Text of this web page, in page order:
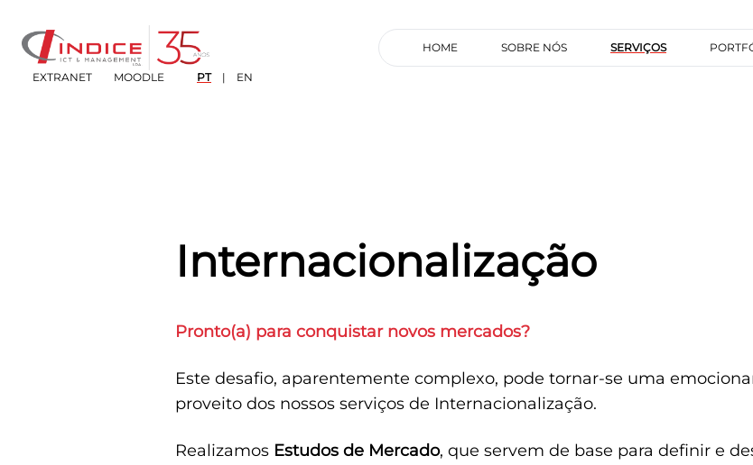
HOME SOBRE NÓS SERVIÇOS
EXTRANET MOODLE PT | EN
Internacionalização
Pronto(a) para conquistar novos mercados?
Este desafio, aparentemente complexo, pode tornar-se uma
proveito dos nossos serviços de Internacionalização.
Realizamos Estudos de Mercado, que servem de base para definir e